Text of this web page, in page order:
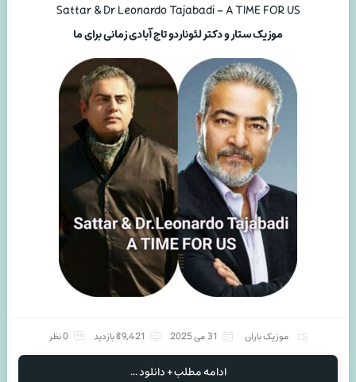
Sattar & Dr Leonardo Tajabadi – A TIME FOR US
موزیک ستار و دکتر لئوناردو تاج آبادی زمانی برای ما
موزیک باران 31 می 2025 89,421 بازدید 0 نظر
ادامه مطلب + دانلود ...